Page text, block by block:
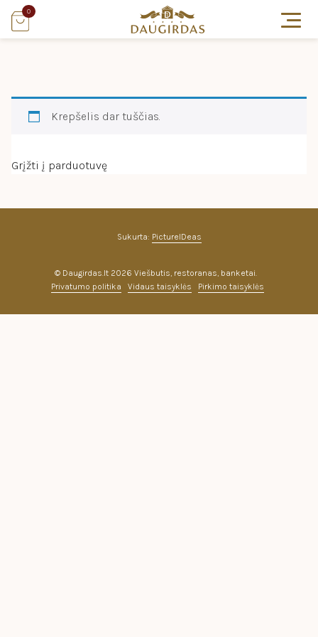
0
Krepšelis dar tuščias.
Grįžti į parduotuvę
© Daugirdas.lt 2026 Viešbutis, restoranas, banketai.
Privatumo politika
Vidaus taisyklės Pirkimo taisyklės
Sukurta: PictureIDeas